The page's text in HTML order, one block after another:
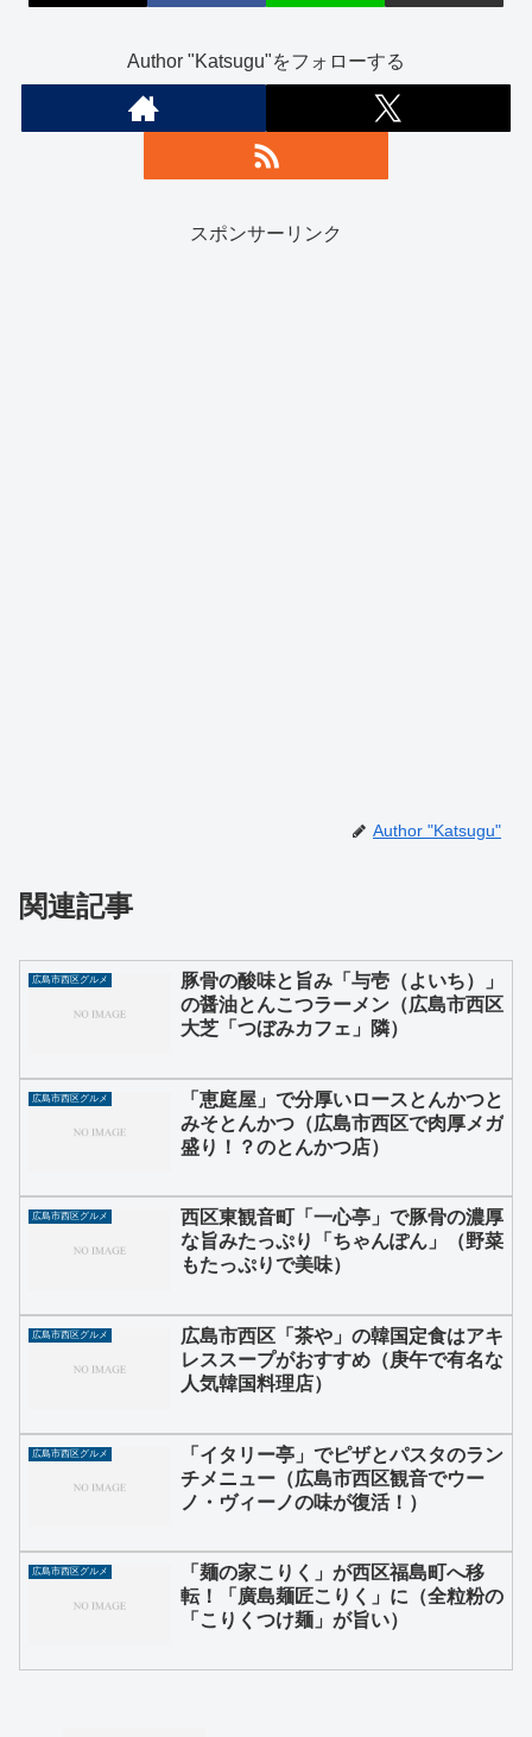
Author "Katsugu"をフォローする
スポンサーリンク
Author "Katsugu"
関連記事
広島市西区グルメ
豚骨の酸味と旨み「与壱（よいち）」
の醤油とんこつラーメン（広島市西区
大芝「つぼみカフェ」隣）
広島市西区グルメ
「恵庭屋」で分厚いロースとんかつと
みそとんかつ（広島市西区で肉厚メガ
盛り！？のとんかつ店）
広島市西区グルメ
西区東観音町「一心亭」で豚骨の濃厚
な旨みたっぷり「ちゃんぽん」（野菜
もたっぷりで美味）
広島市西区グルメ
広島市西区「茶や」の韓国定食はアキ
レススープがおすすめ（庚午で有名な
人気韓国料理店）
広島市西区グルメ
「イタリー亭」でピザとパスタのラン
チメニュー（広島市西区観音でウー
ノ・ヴィーノの味が復活！）
広島市西区グルメ
「麺の家こりく」が西区福島町へ移
転！「廣島麺匠こりく」に（全粒粉の
「こりくつけ麺」が旨い）